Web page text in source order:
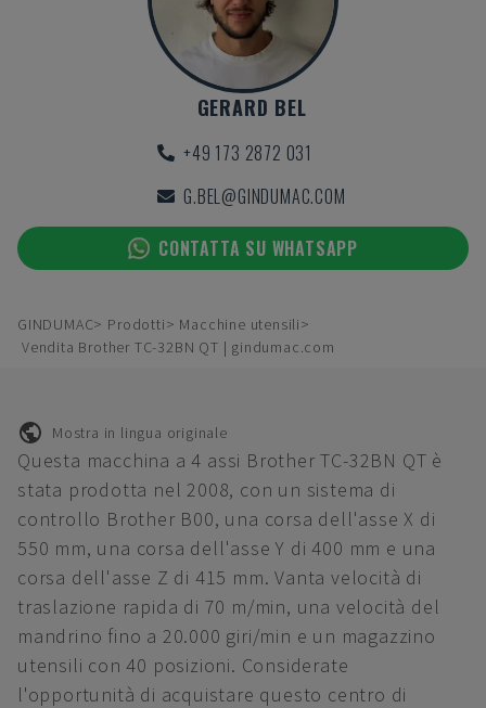
GERARD BEL
+49 173 2872 031
G.BEL@GINDUMAC.COM
CONTATTA SU WHATSAPP
GINDUMAC Prodotti
Macchine utensili
Vendita Brother TC-32BN QT | gindumac.com
Mostra in lingua originale
Questa macchina a 4 assi Brother TC-32BN QT è
stata prodotta nel 2008, con un sistema di
controllo Brother B00, una corsa dell'asse X di
550 mm, una corsa dell'asse Y di 400 mm e una
corsa dell'asse Z di 415 mm. Vanta velocità di
traslazione rapida di 70 m/min, una velocità del
mandrino fino a 20.000 giri/min e un magazzino
utensili con 40 posizioni. Considerate
l'opportunità di acquistare questo centro di